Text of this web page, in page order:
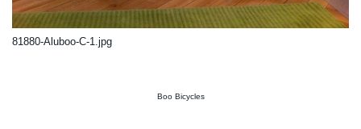
81880-Aluboo-C-1.jpg
Boo Bicycles